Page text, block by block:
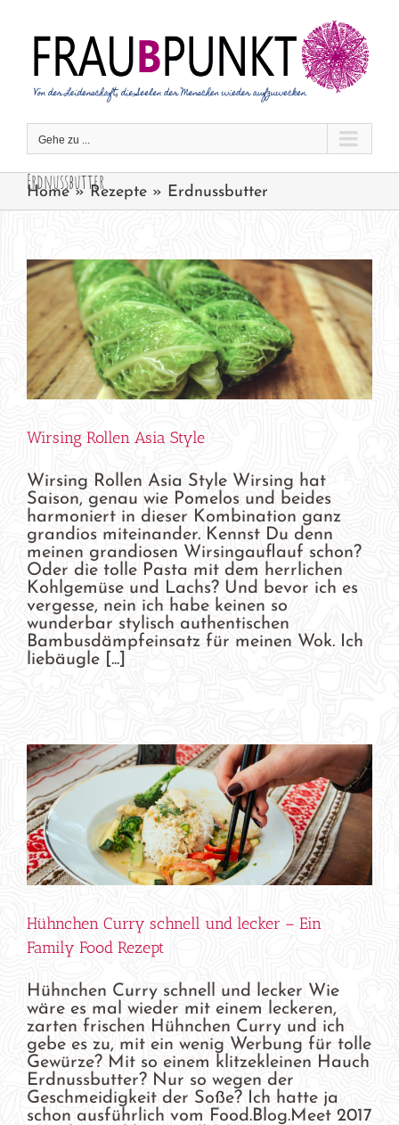
springen
Gehe zu ...
Erdnussbutter
Home» Rezepte » Erdnussbutter
Wirsing Rollen Asia Style
Wirsing Rollen Asia Style Wirsing hat
Saison, genau wie Pomelos und beides
harmoniert in dieser Kombination ganz
grandios miteinander. Kennst Du denn
meinen grandiosen Wirsingauflauf schon?
Oder die tolle Pasta mit dem herrlichen
Kohlgemüse und Lachs? Und bevor ich es
vergesse, nein ich habe keinen so
wunderbar stylisch authentischen
Bambusdämpfeinsatz für meinen Wok. Ich
liebäugle [...]
Hühnchen Curry schnell und lecker – Ein
Family Food Rezept
Hühnchen Curry schnell und lecker Wie
wäre es mal wieder mit einem leckeren,
zarten frischen Hühnchen Curry und ich
gebe es zu, mit ein wenig Werbung für tolle
Gewürze? Mit so einem klitzekleinen Hauch
Erdnussbutter? Nur so wegen der
Geschmeidigkeit der Soße? Ich hatte ja
schon ausführlich vom Food.Blog.Meet 2017